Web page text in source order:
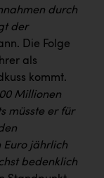
gmbh
durch
der
Die Folge
als
kommt.
Millionen
müsste er für
Euro jährlich
bedenklich